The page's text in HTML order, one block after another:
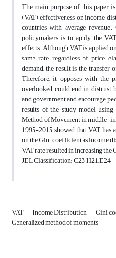
The main purpose of this paper
(VAT) effectiveness on income
countries with average
policymakers is to apply the
effects. Although VAT is applied
same rate, regardless of price
demand, the result is the transfer
Therefore, it opposes with
overlooked, could end in distrust
and government and encourage
results of the study model
Method of Movement in middle-
1995-2015 showed that VAT
on the Gini coefficient as income
VAT rate resulted in increasing
JEL Classification: C23, H21, E24
VAT Income Distribution Gini
Generalized method of moments